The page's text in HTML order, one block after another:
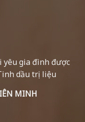
gia đình được
dầu trị liệu
MINH